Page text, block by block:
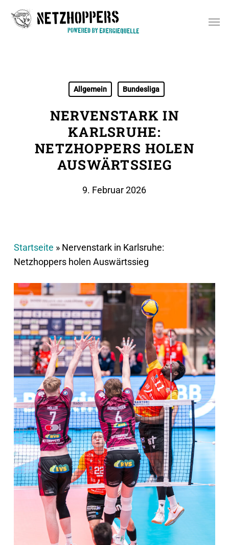
Allgemein Bundesliga
NERVENSTARK IN
KARLSRUHE:
NETZHOPPERS HOLEN
AUSWÄRTSSIEG
9. Februar 2026
Startseite » Nervenstark in Karlsruhe:
Netzhoppers holen Auswärtssieg